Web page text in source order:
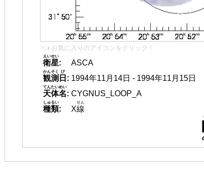
👈 お気に入りのアイコンをクリック！
衛星
えいせい
:
ASCA
観測
かんそく
日
び
: 1994年11月14日 - 1994年11月15日
天体名
てんたいめい
: CYGNUS_LOOP_A
種類
しゅるい
: X線
せん